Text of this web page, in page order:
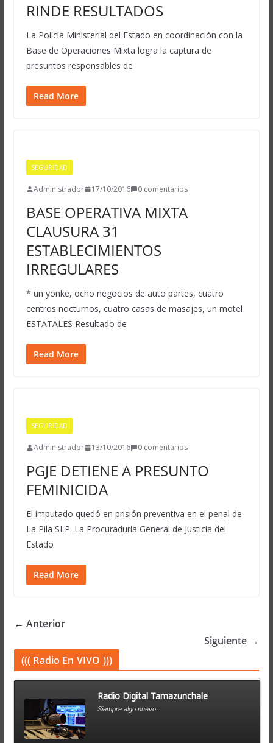
RINDE RESULTADOS
La Policía Ministerial del Estado en coordinación con la
Base de Operaciones Mixta logra la captura de
presuntos responsables de
Read More
SEGURIDAD
Administrador 17/10/2016 0 comentarios
BASE OPERATIVA MIXTA
CLAUSURA 31
ESTABLECIMIENTOS
IRREGULARES
* un yonke, ocho negocios de auto partes, cuatro
centros nocturnos, cuatro casas de masajes, un motel
ESTATALES Resultado de
Read More
SEGURIDAD
Administrador 13/10/2016 0 comentarios
PGJE DETIENE A PRESUNTO
FEMINICIDA
El imputado quedó en prisión preventiva en el penal de
La Pila SLP. La Procuraduría General de Justicia del
Estado
Read More
← Anterior
Siguiente →
((( Radio En VIVO )))
Radio Digital Tamazunchale
Siempre algo nuevo...